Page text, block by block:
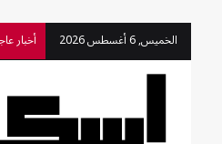
الخميس, 6 أغسطس 2026 أخبار